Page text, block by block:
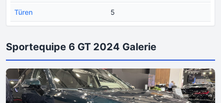
Türen 5
Sportequipe 6 GT 2024 Galerie